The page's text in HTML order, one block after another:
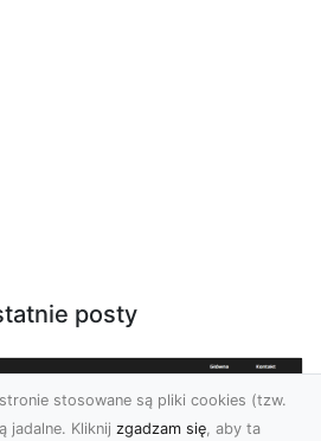
posty
stosowane są pliki cookies (tzw.
jadalne. Kliknij zgadzam się, aby ta